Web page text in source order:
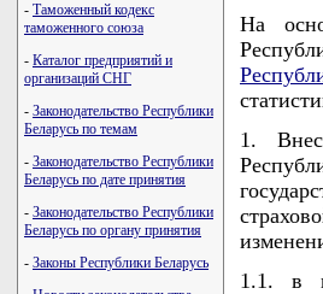
- Таможенный кодекс
таможенного союза
- Каталог предприятий и
организаций СНГ
- Законодательство Республики
Беларусь по темам
- Законодательство Республики
Беларусь по дате принятия
- Законодательство Республики
Беларусь по органу принятия
- Законы Республики Беларусь
На
1.
1.1. в